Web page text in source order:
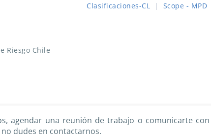
Riesgo Chile
Clasificaciones-CL | Scope - MPD
agendar una reunión de trabajo o comunicarte con
dudes en contactarnos.